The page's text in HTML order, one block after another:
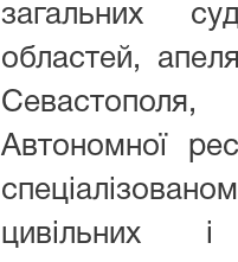
загальних
областей,
Автономної
цивільних